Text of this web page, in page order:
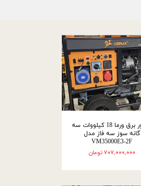
موتور برق ورما 18 کیلووات سه
گانه سوز سه فاز مدل
VM35000E3-2F
۷۰۷,۰۰۰,۰۰۰ تومان